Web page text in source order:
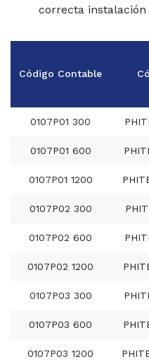
correcta instalación
Código Contable
0107P01 300
0107P01 600
0107P01 1200
0107P02 300
0107P02 600
0107P02 1200
0107P03 300
0107P03 600
0107P03 1200